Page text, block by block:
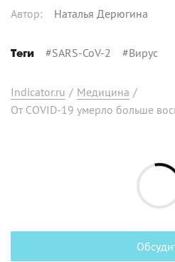
Автор: Наталья Дерюгина
Теги #SARS-CoV-2 #Вирус
Indicator.ru / Медицина /
От COVID-19 умерло больше